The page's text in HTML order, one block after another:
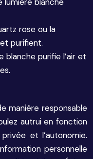
rose ou la
purifient.
blanche purifie l’air et
manière responsable
autrui en fonction
et l’autonomie.
personnelle